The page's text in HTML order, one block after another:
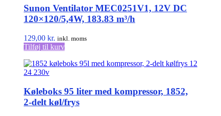
Sunon Ventilator MEC0251V1, 12V DC
120×120/5,4W, 183.83 m³/h
129,00 kr. inkl. moms
Tilføj til kurv
Køleboks 95 liter med kompressor, 1852,
2-delt køl/frys